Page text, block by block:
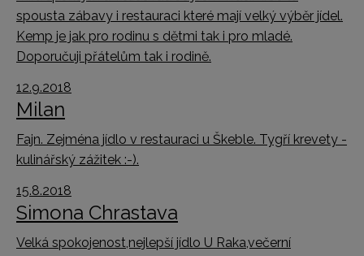
spousta zábavy i restauraci které mají velký výběr jídel.
Kemp je jak pro rodinu s dětmi tak i pro mladé.
Doporučuji přátelům tak i rodině.
12.9.2018
Milan
Fajn. Zejména jídlo v restauraci u Škeble. Tygří krevety -
kulinářský zážitek :-).
15.8.2018
Simona Chrastava
Velká spokojenost,nejlepší jídlo U Raka,večerní